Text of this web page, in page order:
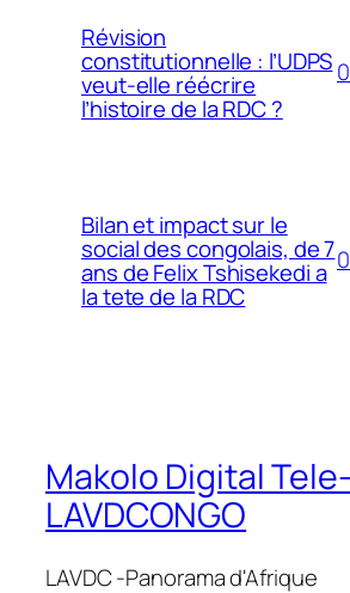
Révision
constitutionnelle : l’UDPS
veut-elle réécrire
l’histoire de la RDC ?
Bilan et impact sur le
social des congolais, de 7
ans de Felix Tshisekedi a
la tete de la RDC
Makolo Digital Tele-
LAVDCONGO
LAVDC -Panorama d'Afrique